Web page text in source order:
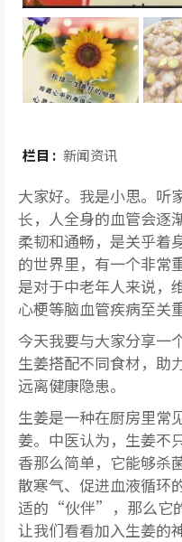
栏目 : 新闻资讯
大家好。我是小思。听
长，人全身的血管会逐
柔韧和通畅，是关乎着
的世界里，有一个非
是对于中老年人来说，
心梗等脑血管疾病至关
今天我要与大家分享
生姜搭配不同食材，助
远离健康隐患。
生姜是一种在厨房里
姜。中医认为，生姜不
香那么简单，它能够杀
散寒气、促进血液循环
适的“伙伴”，那么它
让我们看看加入生姜的